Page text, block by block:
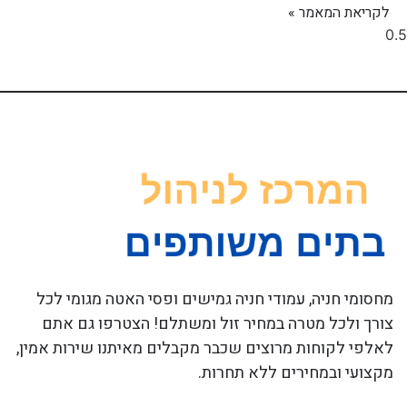
לקריאת המאמר »
מחסומי חניה, עמודי חניה גמישים ופסי האטה מגומי לכל
צורך ולכל מטרה במחיר זול ומשתלם! הצטרפו גם אתם
לאלפי לקוחות מרוצים שכבר מקבלים מאיתנו שירות אמין,
מקצועי ובמחירים ללא תחרות.